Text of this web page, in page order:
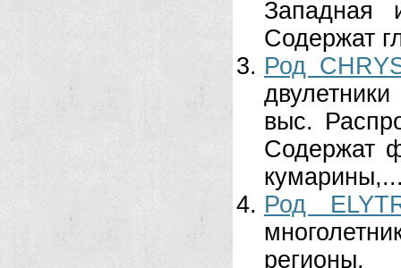
Западная
Содержат
Род
выс.
Содержат
Род
регионы.